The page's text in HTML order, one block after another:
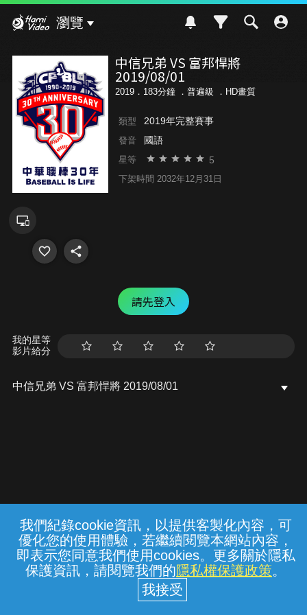
我們紀錄cookie資訊，以提供客製化內容，可
優化您的使用體驗，若繼續閱覽本網站內容，
即表示您同意我們使用cookies。更多關於隱私
保護資訊，請閱覽我們的隱私權保護政策。
瀏覽
中信兄弟 VS 富邦悍將
2019/08/01
2019．183分鐘 ． 普遍級 ．HD畫質
類型 2019年完整賽事
發音 國語
星等 5
下架時間 2032年12月31日
請先登入
我的星等
影片給分
中信兄弟 VS 富邦悍將 2019/08/01
常見問題 線上客服 服務條款 隱私權保護
中華電信股份有限公司個人家庭分公司
(統一編號：96979949) © 2026
{{notifyMsg}}